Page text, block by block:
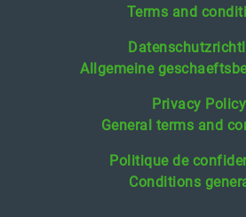
Terms and
Allgemeine
Privacy Policy
General terms and
Politique de
Conditions